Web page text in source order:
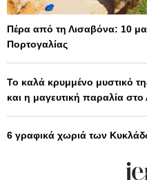
Πέρα από τη Λισαβόνα: 10
Πορτογαλίας
Το καλά κρυμμένο μυστικό
και η μαγευτική παραλία στο
6 γραφικά χωριά των